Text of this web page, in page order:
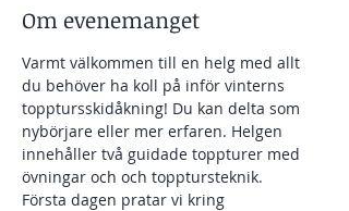
Om evenemanget
Varmt välkommen till en helg med allt
du behöver ha koll på inför vinterns
topptursskidåkning! Du kan delta som
nybörjare eller mer erfaren. Helgen
innehåller två guidade toppturer med
övningar och och topptursteknik.
Första dagen pratar vi kring